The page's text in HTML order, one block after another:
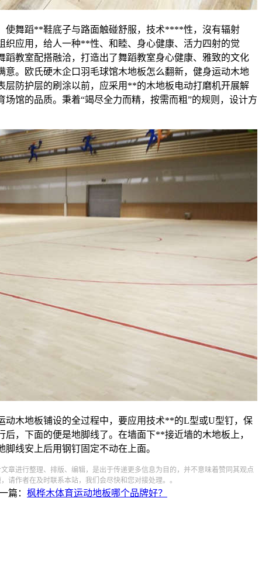
使舞蹈**鞋底子与路面触碰舒服，技术****性，沒有辐射
织应用，给人一种**性、和睦、身心健康、活力四射的觉
教室配搭融洽，打造出了舞蹈教室身心健康、雅致的文化
。欧氏硬木企口羽毛球馆木地板怎么翻新，健身运动木地
层防护层的刷涂以前，应采用**的木地板电动打磨机开展解
馆的品质。秉着“竭尽全力而精，按需而粗”的规则，设计方
动木地板铺设的全过程中，要应用技术**的L型或U型钉，保
，下面的便是地脚线了。在墙面下**接近墙的木地板上，
线安上后用钢钉固定不动在上面。
章进行整理、排版、编辑，是出于传递更多信息为目的，并不意味着赞同其观点
请作者在及时联系本站，我们会尽快和您对接处理。。
篇： 枫桦木体育运动地板哪个品牌好？